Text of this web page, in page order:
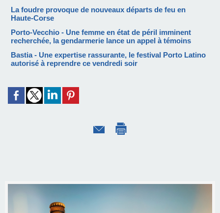
La foudre provoque de nouveaux départs de feu en
Haute-Corse
Porto-Vecchio - Une femme en état de péril imminent
recherchée, la gendarmerie lance un appel à témoins
Bastia - Une expertise rassurante, le festival Porto Latino
autorisé à reprendre ce vendredi soir